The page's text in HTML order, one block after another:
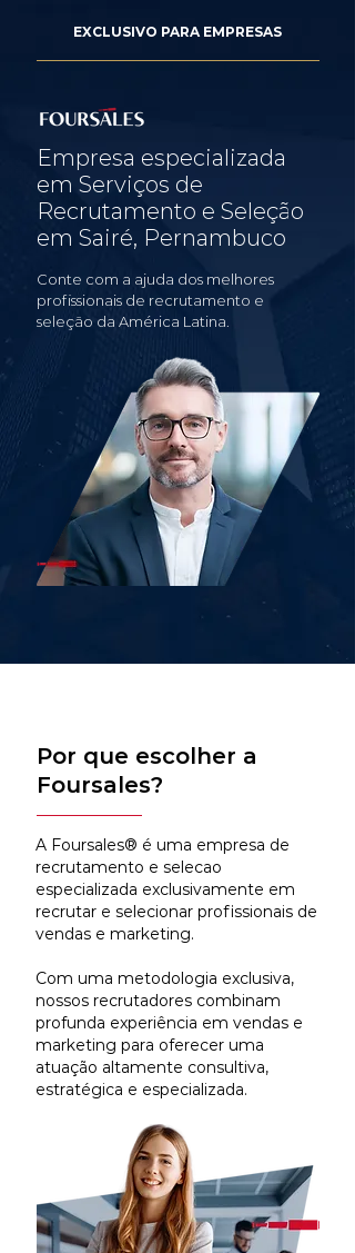
EXCLUSIVO PARA EMPRESAS
Empresa especializada
em Serviços de
Recrutamento e Seleção
em Sairé, Pernambuco
Conte com a ajuda dos melhores
profissionais de recrutamento e
seleção da América Latina.
Por que escolher a
Foursales?
A Foursales® é uma empresa de
recrutamento e selecao
especializada exclusivamente em
recrutar e selecionar profissionais de
vendas e marketing.
Com uma metodologia exclusiva,
nossos recrutadores combinam
profunda experiência em vendas e
marketing para oferecer uma
atuação altamente consultiva,
estratégica e especializada.